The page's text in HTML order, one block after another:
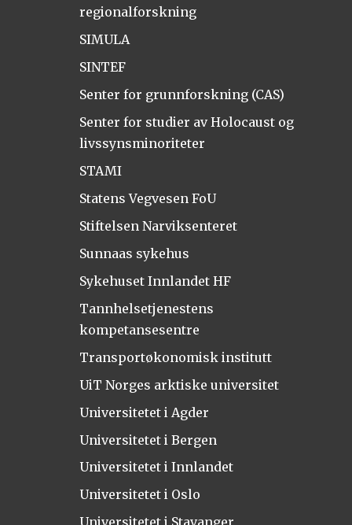
regionalforskning
SIMULA
SINTEF
Senter for grunnforskning (CAS)
Senter for studier av Holocaust og
livssynsminoriteter
STAMI
Statens Vegvesen FoU
Stiftelsen Narviksenteret
Sunnaas sykehus
Sykehuset Innlandet HF
Tannhelsetjenestens
kompetansesentre
Transportøkonomisk institutt
UiT Norges arktiske universitet
Universitetet i Agder
Universitetet i Bergen
Universitetet i Innlandet
Universitetet i Oslo